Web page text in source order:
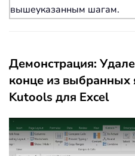
вышеуказанным шагам.
Демонстрация:
конце из
Kutools для Excel